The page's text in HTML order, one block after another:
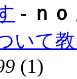
- ｎ
いて
(1)